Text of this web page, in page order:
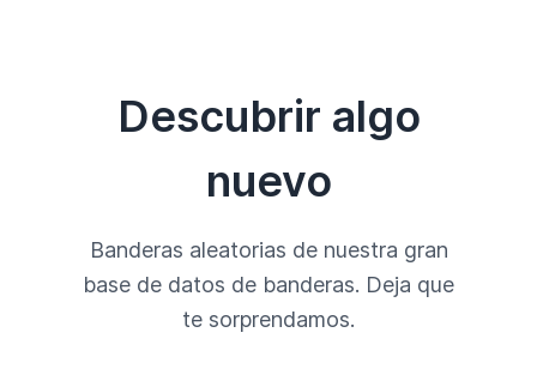
Descubrir algo
nuevo
Banderas aleatorias de nuestra gran
base de datos de banderas. Deja que
te sorprendamos.